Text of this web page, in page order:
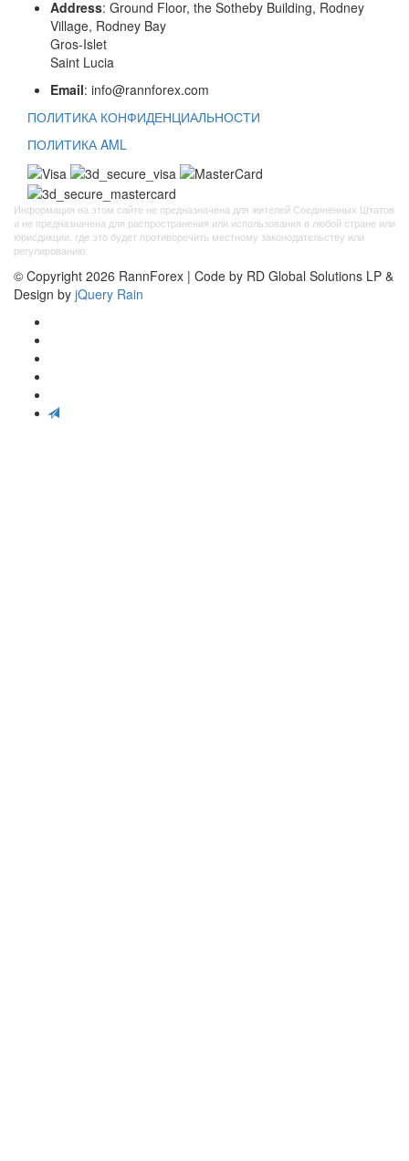
Address: Ground Floor, the Sotheby Building, Rodney
Village, Rodney Bay
Gros-Islet
Saint Lucia
Email: info@rannforex.com
ПОЛИТИКА КОНФИДЕНЦИАЛЬНОСТИ
ПОЛИТИКА AML
Информация на этом сайте не предназначена для жителей Соединенных Штатов
и не предназначена для распространения или использования в любой стране или
юрисдикции, где это будет противоречить местному законодательству или
регулированию.
© Copyright 2026 RannForex | Code by RD Global Solutions LP &
Design by jQuery Rain